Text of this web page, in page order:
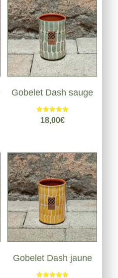
Gobelet Dash sauge
Note
5.00
18,00€
Gobelet Dash jaune